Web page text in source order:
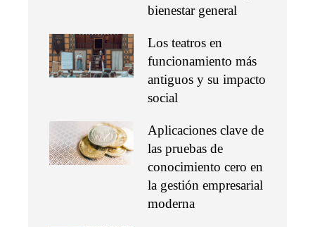
bienestar general
Los teatros en
funcionamiento más
antiguos y su impacto
social
Aplicaciones clave de
las pruebas de
conocimiento cero en
la gestión empresarial
moderna